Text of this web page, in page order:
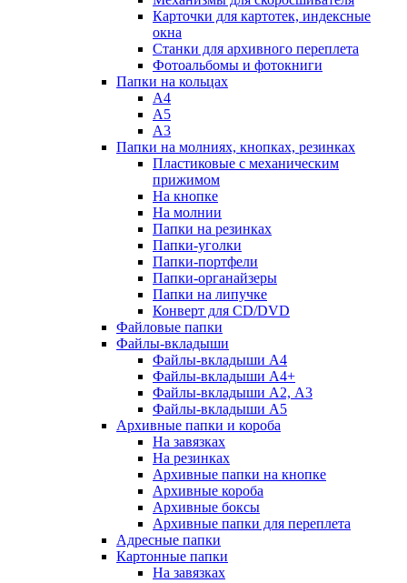
Карточки для картотек, индексные
окна
Станки для архивного переплета
Фотоальбомы и фотокниги
Папки на кольцах
А4
А5
А3
Папки на молниях, кнопках, резинках
Пластиковые с механическим
прижимом
На кнопке
На молнии
Папки на резинках
Папки-уголки
Папки-портфели
Папки-органайзеры
Папки на липучке
Конверт для CD/DVD
Файловые папки
Файлы-вкладыши
Файлы-вкладыши А4
Файлы-вкладыши А4+
Файлы-вкладыши А2, А3
Файлы-вкладыши А5
Архивные папки и короба
На завязках
На резинках
Архивные папки на кнопке
Архивные короба
Архивные боксы
Архивные папки для переплета
Адресные папки
Картонные папки
На завязках